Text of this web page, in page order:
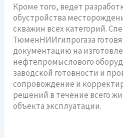
Кроме того, ведет
обустройства
скважин всех категорий.
ТюменНИИгипрогаза
документацию на
нефтепромыслового
заводской готовности и
сопровождение и
решений в течение всего
объекта эксплуатации.